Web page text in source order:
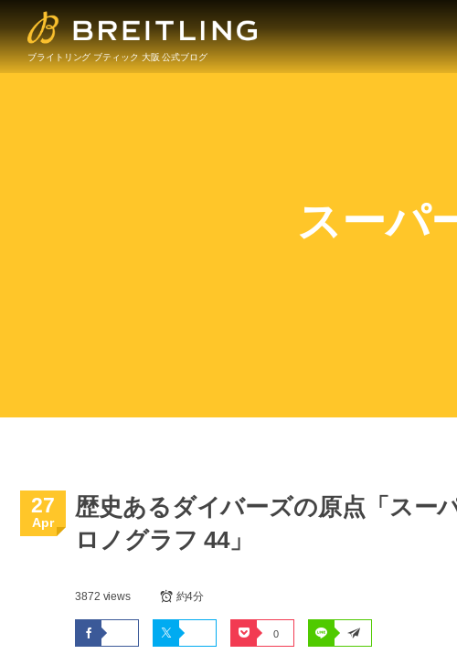
ブライトリング ブティック 大阪 公式ブログ
スーパ
27
Apr
歴史あるダイバーズの原点「スー
ロノグラフ 44」
3872 views 約4分
0